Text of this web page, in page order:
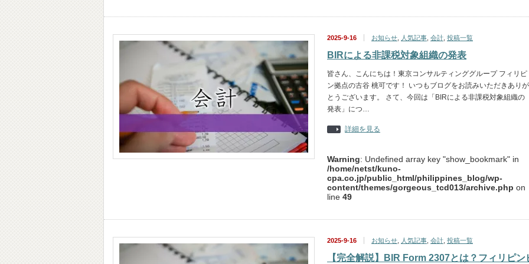
2025-9-16 お知らせ 人気記事 会計 投稿一覧
BIRによる非課税対象組織の発表
皆さん、こんにちは！東京コンサルティンググループ フィリピ
ン拠点の古谷 桃可です！ いつもブログをお読みいただきありが
とうございます。 さて、今回は「BIRによる非課税対象組織の
発表」につ…
詳細を見る
Warning: Undefined array key "show_bookmark" in
/home/netst/kuno-
cpa.co.jp/public_html/philippines_blog/wp-
content/themes/gorgeous_tcd013/archive.php on
line 49
2025-9-16 お知らせ 人気記事 会計 投稿一覧
【完全解説】BIR Form 2307とは？フィリピン